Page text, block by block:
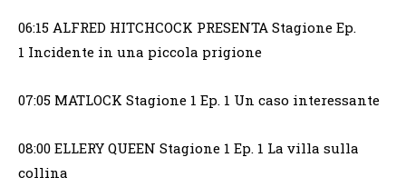
06:15 ALFRED HITCHCOCK PRESENTA Stagione Ep.
1 Incidente in una piccola prigione
07:05 MATLOCK Stagione 1 Ep. 1 Un caso interessante
08:00 ELLERY QUEEN Stagione 1 Ep. 1 La villa sulla
collina